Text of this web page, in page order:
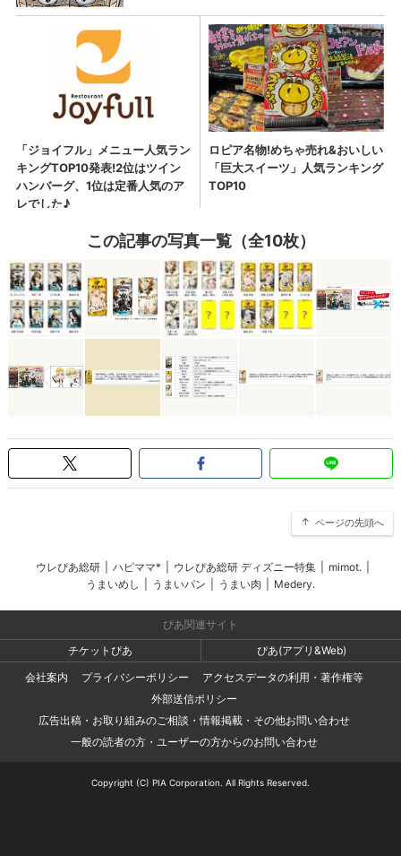
この記事の写真一覧（全10枚）
ページの先頭へ
ウレぴあ総研 ハピママ* ウレぴあ総研 ディズニー特集 mimot.
うまいめし
うまいパン うまい肉 Medery.
ぴあ関連サイト
チケットぴあ
ぴあ(アプリ&Web)
会社案内
プライバシーポリシー
アクセスデータの利用・著作権等
外部送信ポリシー
広告出稿・お取り組みのご相談・情報掲載・その他お問い合わせ
一般の読者の方・ユーザーの方からのお問い合わせ
Copyright (C) PIA Corporation. All Rights Reserved.